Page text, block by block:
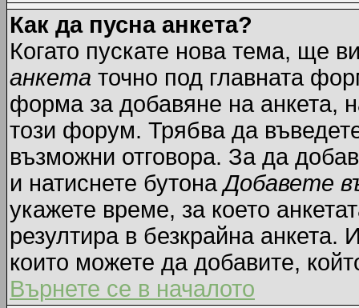
Как да пусна анкета?
Когато пускате нова тема, ще
анкета точно под главната
форма за добавяне на анкета,
този форум. Трябва да
възможни отговора. За да
и натиснете бутонаДобавете
укажете време, за което
резултира в безкрайна
които можете да добавите,
Върнете се в началото